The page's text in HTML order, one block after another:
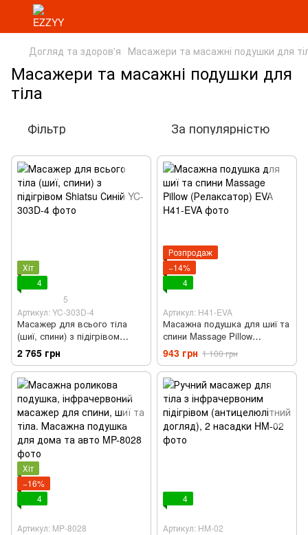
Догляд та здоров'я Масажери та масажні подушки для
Масажери та масажні подушки для
тіла
Фільтр За популярністю
Хіт
4
5
Артикул: YC-303D-4
Масажер для всього тіла
(шиї, спини) з підігрівом
Shiatsu Синій
2 765 грн
Розпродаж
−14%
4
Артикул: H41-EVA
Масажна подушка для шиї та
спини Massage Pillow
(Релаксатор) EVA
943 грн 1 100 грн
Хіт
−16%
4
Артикул: MP-8028
4
Артикул: HM-02